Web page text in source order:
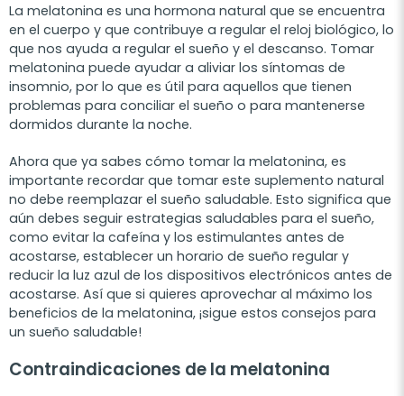
La melatonina es una hormona natural que se encuentra
en el cuerpo y que contribuye a regular el reloj biológico, lo
que nos ayuda a regular el sueño y el descanso. Tomar
melatonina puede ayudar a aliviar los síntomas de
insomnio, por lo que es útil para aquellos que tienen
problemas para conciliar el sueño o para mantenerse
dormidos durante la noche.
Ahora que ya sabes cómo tomar la melatonina, es
importante recordar que tomar este suplemento natural
no debe reemplazar el sueño saludable. Esto significa que
aún debes seguir estrategias saludables para el sueño,
como evitar la cafeína y los estimulantes antes de
acostarse, establecer un horario de sueño regular y
reducir la luz azul de los dispositivos electrónicos antes de
acostarse. Así que si quieres aprovechar al máximo los
beneficios de la melatonina, ¡sigue estos consejos para
un sueño saludable!
Contraindicaciones de la melatonina